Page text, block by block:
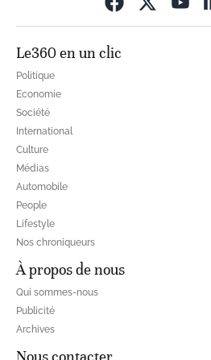
Le360 en un clic
Politique
Economie
Société
International
Culture
Médias
Automobile
People
Lifestyle
Nos chroniqueurs
À propos de nous
Qui sommes-nous
Publicité
Archives